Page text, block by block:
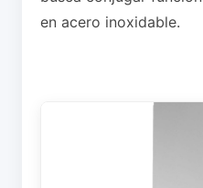
en acero inoxidable.